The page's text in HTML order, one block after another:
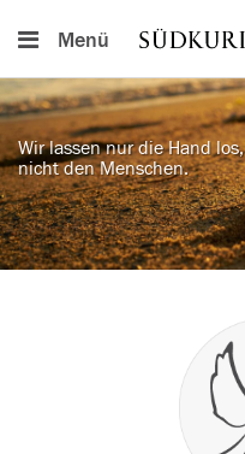
Menü
Wir lassen nur die Hand los,
nicht den Menschen.